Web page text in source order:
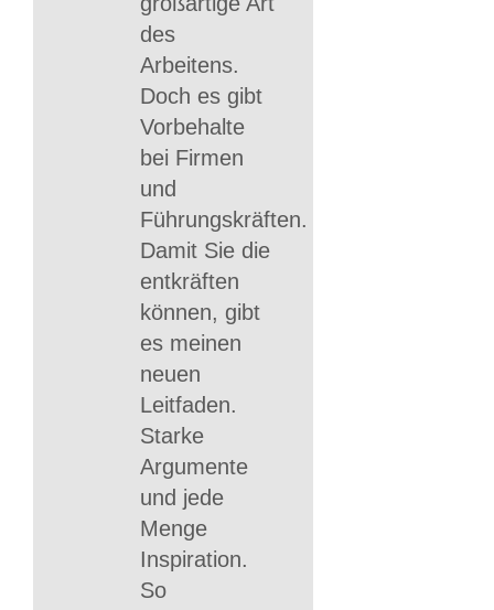
des
Arbeitens.
Doch es gibt
Vorbehalte
bei Firmen
und
Führungskräften.
Damit Sie die
entkräften
können, gibt
es meinen
neuen
Leitfaden.
Starke
Argumente
und jede
Menge
Inspiration.
So